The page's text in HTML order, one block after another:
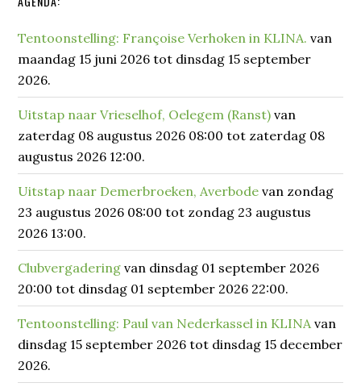
Primaire
Sidebar
Tentoonstelling: Françoise Verhoken in KLINA. van
maandag 15 juni 2026 tot dinsdag 15 september
2026.
Uitstap naar Vrieselhof, Oelegem (Ranst) van
zaterdag 08 augustus 2026 08:00 tot zaterdag 08
augustus 2026 12:00.
Uitstap naar Demerbroeken, Averbode van zondag
23 augustus 2026 08:00 tot zondag 23 augustus
2026 13:00.
Clubvergadering van dinsdag 01 september 2026
20:00 tot dinsdag 01 september 2026 22:00.
Tentoonstelling: Paul van Nederkassel in KLINAvan
dinsdag 15 september 2026 tot dinsdag 15 december
2026.